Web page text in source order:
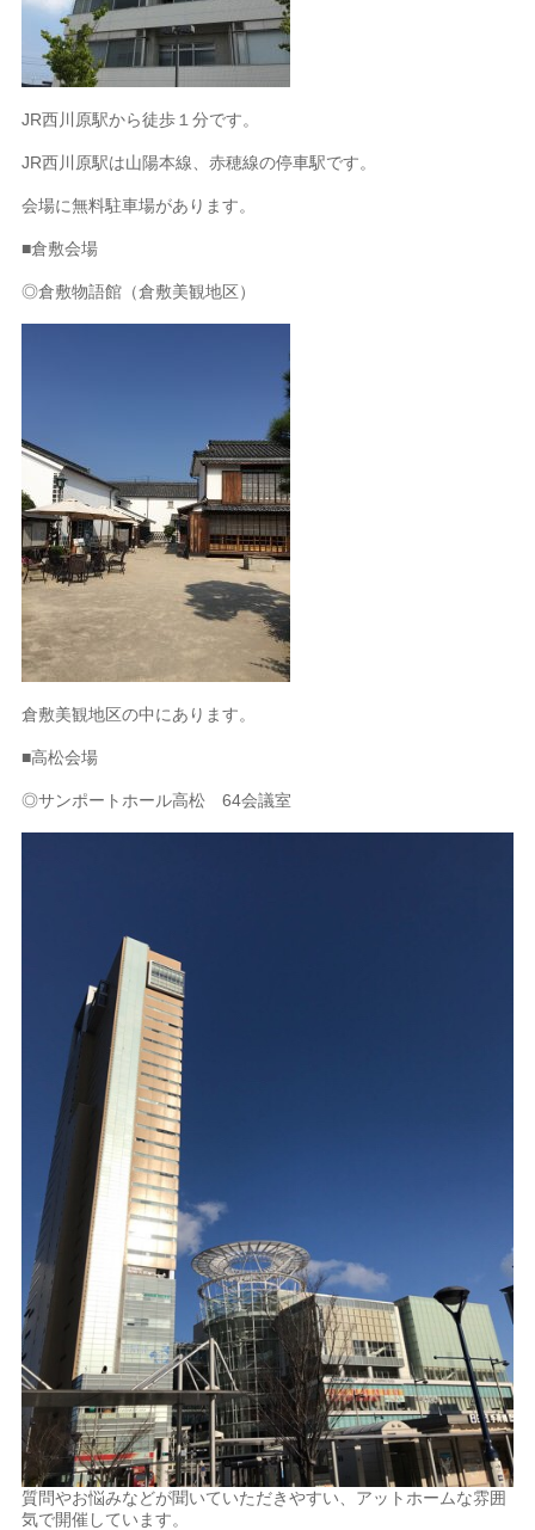
JR西川原駅から徒歩１分です。
JR西川原駅は山陽本線、赤穂線の停車駅です。
会場に無料駐車場があります。
■倉敷会場
◎倉敷物語館（倉敷美観地区）
倉敷美観地区の中にあります。
■高松会場
◎サンポートホール高松 64会議室
質問やお悩みなどが聞いていただきやすい、アットホームな雰囲
気で開催しています。